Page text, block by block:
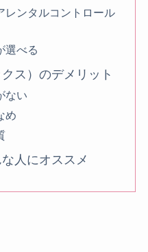
レンタルコントロール
選べる
ス）のデメリット
ない
め
人にオススメ